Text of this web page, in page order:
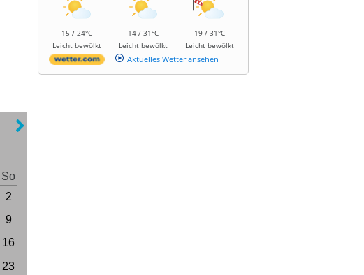
So
2
9
16
23
15 / 24°C
Leicht bewölkt
14 / 31°C
Leicht bewölkt
19 / 31°C
Leicht bewölkt
Aktuelles Wetter ansehen